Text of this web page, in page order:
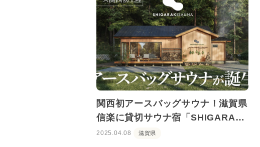
関西初アースバッグサウナ！滋賀県
信楽に貸切サウナ宿「SHIGARAKI
SAUNA」が誕生
2025.04.08 滋賀県